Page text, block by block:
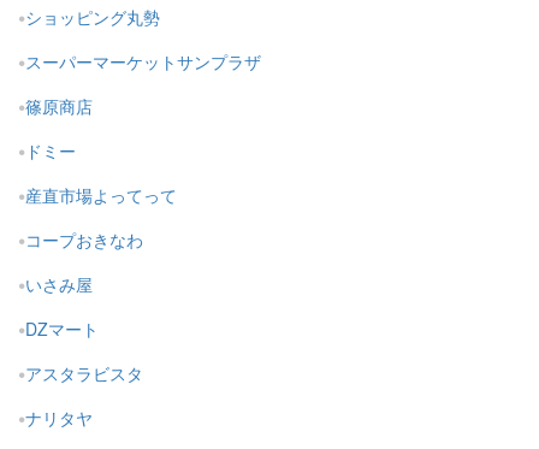
ショッピング丸勢
スーパーマーケットサンプラザ
篠原商店
ドミー
産直市場よってって
コープおきなわ
いさみ屋
DZマート
アスタラビスタ
ナリタヤ